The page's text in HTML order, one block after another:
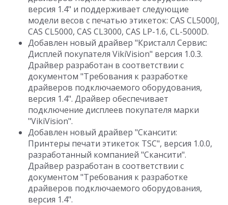
версия 1.4" и поддерживает следующие
модели весов с печатью этикеток: CAS CL5000J,
CAS CL5000, CAS CL3000, CAS LP-1.6, CL-5000D.
Добавлен новый драйвер "Кристалл Сервис:
Дисплей покупателя VikiVision" версия 1.0.3.
Драйвер разработан в соответствии с
документом "Требования к разработке
драйверов подключаемого оборудования,
версия 1.4". Драйвер обеспечивает
подключение дисплеев покупателя марки
"VikiVision".
Добавлен новый драйвер "Скансити:
Принтеры печати этикеток TSC", версия 1.0.0,
разработанный компанией "Скансити".
Драйвер разработан в соответствии с
документом "Требования к разработке
драйверов подключаемого оборудования,
версия 1.4".